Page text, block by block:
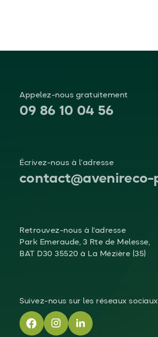
Appelez-nous gratuitement
09 86 10 04 56
Écrivez-nous à l’adresse
Retrouvez-nous à l'adresse
Park Emeraude, 3 Rte de Melesse,
BAT D30 35520 à La Mézière (35)
Suivez-nous sur les réseaux sociaux